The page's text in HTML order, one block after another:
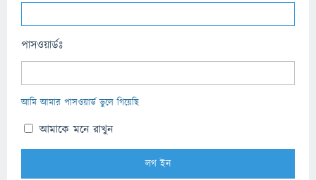
পাসওয়ার্ডঃ
আমি আমার পাসওয়ার্ড ভুলে গিয়েছি
আমাকে মনে রাখুন